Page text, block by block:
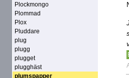
Plockmongo
Plommad
Plox
Pluddare
plug
plugg
plugget
plugghäst
plumspapper